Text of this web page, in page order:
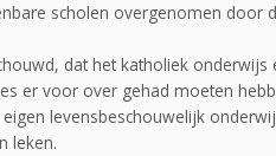
scholen overgenomen door
dat het katholiek
er voor over gehad moeten
levensbeschouwelijk
leken.